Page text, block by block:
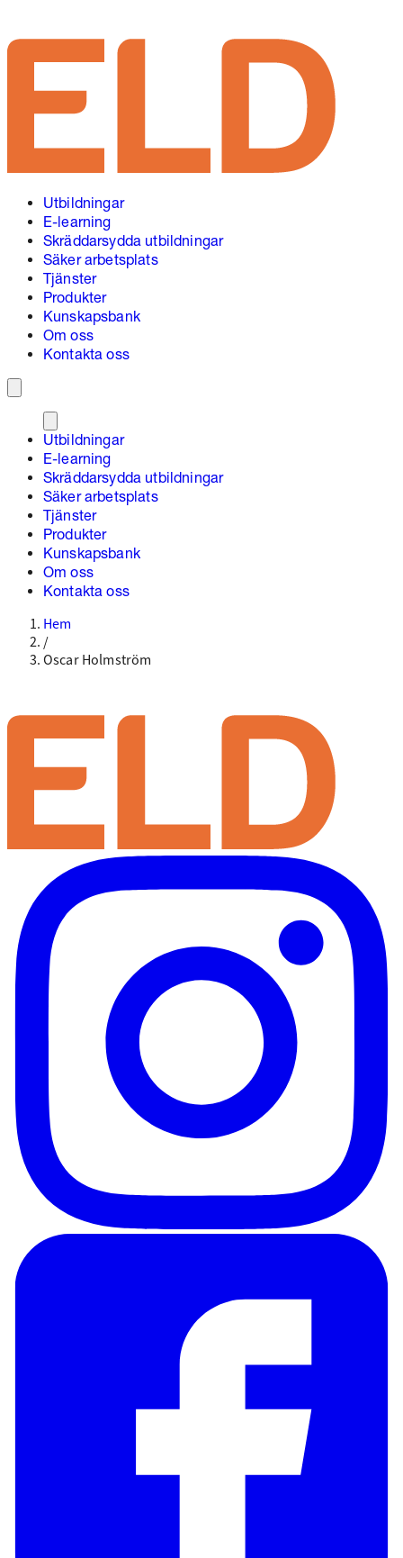
innehåll
Utbildningar
E-learning
Skräddarsydda utbildningar
Säker arbetsplats
Tjänster
Produkter
Kunskapsbank
Om oss
Kontakta oss
Utbildningar
E-learning
Skräddarsydda utbildningar
Säker arbetsplats
Tjänster
Produkter
Kunskapsbank
Om oss
Kontakta oss
Hem
/
Oscar Holmström